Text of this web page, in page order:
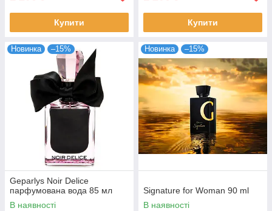
Купити Купити
Новинка –15%
Geparlys Noir Delice
парфумована вода 85 мл
В наявності
Новинка –15%
Signature for Woman 90 ml
В наявності